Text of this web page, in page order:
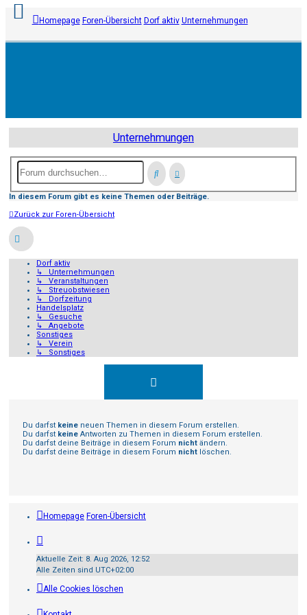
Registrieren
Unbeantwortete
Themen
Aktive
Themen
FAQ
Homepage Foren-Übersicht Dorf aktiv Unternehmungen
Unternehmungen
In diesem Forum gibt es keine Themen oder Beiträge.
Zurück zur Foren-Übersicht
Dorf aktiv
↳ Unternehmungen
↳ Veranstaltungen
↳ Streuobstwiesen
↳ Dorfzeitung
Handelsplatz
↳ Gesuche
↳ Angebote
Sonstiges
↳ Verein
↳ Sonstiges
Du darfst keine neuen Themen in diesem Forum erstellen.
Du darfst keine Antworten zu Themen in diesem Forum erstellen.
Du darfst deine Beiträge in diesem Forum nicht ändern.
Du darfst deine Beiträge in diesem Forum nicht löschen.
Homepage Foren-Übersicht
Aktuelle Zeit: 8. Aug 2026, 12:52
Alle Zeiten sind UTC+02:00
Alle Cookies löschen